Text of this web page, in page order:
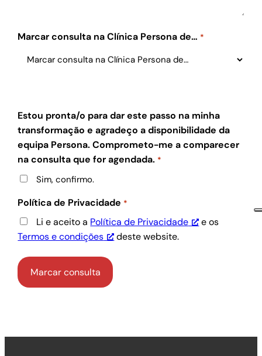
Marcar consulta na Clínica Persona de… *
Estou pronta/o para dar este passo na minha
transformação e agradeço a disponibilidade da
equipa Persona. Comprometo-me a comparecer
na consulta que for agendada. *
Sim, confirmo.
Política de Privacidade *
Li e aceito a Política de Privacidade
e os
Termos e condições
deste website.